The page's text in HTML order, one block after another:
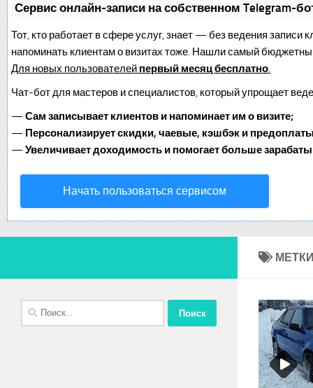
Сервис онлайн-записи на собственном Telegram-
Тот, кто работает в сфере услуг, знает — без ведения записи
напоминать клиентам о визитах тоже. Нашли самый
Для новых пользователей первый месяц бесплатно.
Чат-бот для мастеров и специалистов, который упрощает
— Сам записывает клиентов и напоминает им о визите;
— Персонализирует скидки, чаевые, кэшбэк и
— Увеличивает доходимость и помогает больше
Начать пользоваться сервисом
Найти: